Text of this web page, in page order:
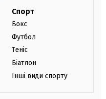
Спорт
Бокс
Футбол
Теніс
Біатлон
Інші види спорту